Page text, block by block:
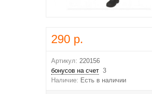
290 р.
Артикул: 220156
бонусов на счет 3
Наличие: Есть в наличии